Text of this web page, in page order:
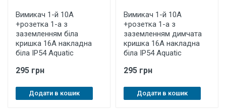
Вимикач 1-й 10A
+розетка 1-а з
заземленням біла
кришка 16A накладна
біла IP54 Aquatic
295 грн
Додати в кошик
Вимикач 1-й 10A
+розетка 1-а з
заземленням димчата
кришка 16A накладна
біла IP54 Aquatic
295 грн
Додати в кошик